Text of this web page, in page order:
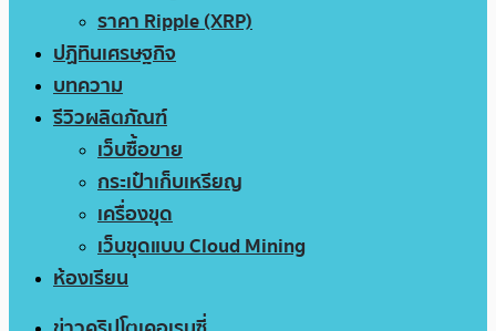
ราคา Ripple (XRP)
ปฏิทินเศรษฐกิจ
บทความ
รีวิวผลิตภัณฑ์
เว็บซื้อขาย
กระเป๋าเก็บเหรียญ
เครื่องขุด
เว็บขุดแบบ Cloud Mining
ห้องเรียน